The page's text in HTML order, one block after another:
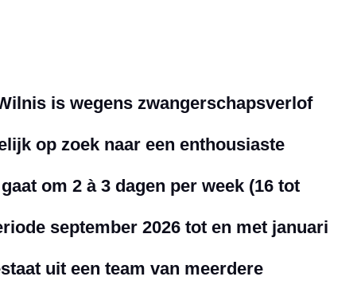
is wegens zwangerschapsverlof
op zoek naar een enthousiaste
om 2 à 3 dagen per week (16 tot
september 2026 tot en met januari
uit een team van meerdere